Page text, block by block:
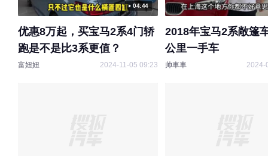
04:44
优惠8万起，买宝马2系4门轿
跑是不是比3系更值？
富妞妞 2024-11-05 09:23
2018年宝马2系敞篷
公里一手车
帅車車 2024-